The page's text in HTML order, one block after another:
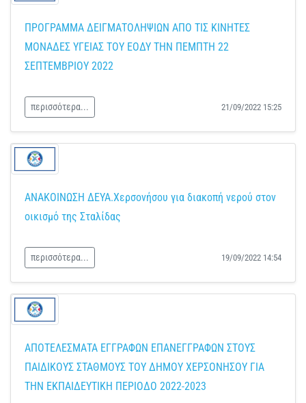
ΠΡΟΓΡΑΜΜΑ ΔΕΙΓΜΑΤΟΛΗΨΙΩΝ ΑΠΟ ΤΙΣ ΚΙΝΗΤΕΣ
ΜΟΝΑΔΕΣ ΥΓΕΙΑΣ ΤΟΥ ΕΟΔΥ ΤΗΝ ΠΕΜΠΤΗ 22
ΣΕΠΤΕΜΒΡΙΟΥ 2022
περισσότερα... 21/09/2022 15:25
ΑΝΑΚΟΙΝΩΣΗ ΔΕΥΑ.Χερσονήσου για διακοπή νερού στον
οικισμό της Σταλίδας
περισσότερα... 19/09/2022 14:54
ΑΠΟΤΕΛΕΣΜΑΤΑ ΕΓΓΡΑΦΩΝ ΕΠΑΝΕΓΓΡΑΦΩΝ ΣΤΟΥΣ
ΠΑΙΔΙΚΟΥΣ ΣΤΑΘΜΟΥΣ ΤΟΥ ΔΗΜΟΥ ΧΕΡΣΟΝΗΣΟΥ ΓΙΑ
ΤΗΝ ΕΚΠΑΙΔΕΥΤΙΚΗ ΠΕΡΙΟΔΟ 2022-2023